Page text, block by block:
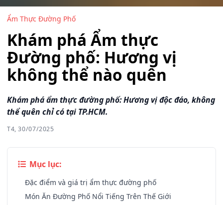
Ẩm Thực Đường Phố
Khám phá Ẩm thực
Đường phố: Hương vị
không thể nào quên
Khám phá ẩm thực đường phố: Hương vị độc đáo, không
thể quên chỉ có tại TP.HCM.
T4, 30/07/2025
Mục lục:
Đặc điểm và giá trị ẩm thực đường phố
Món Ăn Đường Phố Nổi Tiếng Trên Thế Giới